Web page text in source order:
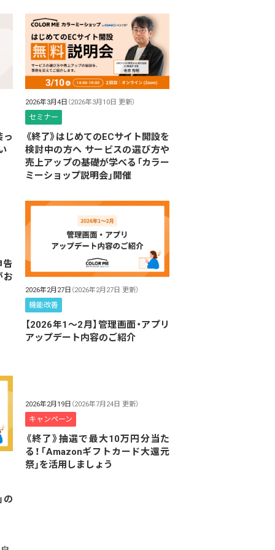
っ
2026年3月4日 （2026年3月10日 更新）
セミナー
《終了》はじめてのECサイト開設を
検討中の方へ サービスの選び方や
売上アップの基礎が学べる「カラー
ミーショップ説明会」開催
告
お
2026年2月27日 （2026年2月27日 更新）
機能改善
【2026年1～2月】管理画面・アプリ
アップデート内容のご紹介
の
2026年2月19日 （2026年7月24日 更新）
キャンペーン
《終了》抽選で最大10万円分当た
る！「Amazonギフトカード大還元
祭」を活用しましょう